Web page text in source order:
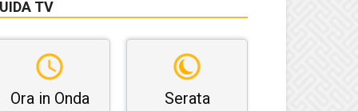
TV
Ora in Onda Serata